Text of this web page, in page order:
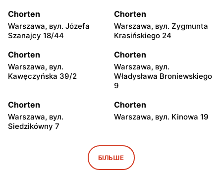
Chorten
Warszawa, вул. Józefa
Szanajcy 18/44
Chorten
Warszawa, вул. Zygmunta
Krasińskiego 24
Chorten
Warszawa, вул.
Kawęczyńska 39/2
Chorten
Warszawa, вул.
Władysława Broniewskiego
9
Chorten
Warszawa, вул.
Siedzikówny 7
Chorten
Warszawa, вул. Kinowa 19
Chorten
Warszawa al. Stanów
Zjednoczonych 32/U1
БІЛЬШЕ